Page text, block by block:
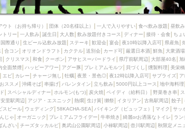
カニ
カフェ ジビエ 安里駅周辺 アジア・
分煙 少人数貸切(15名以下から)
ホッピー
焼肉 電気ブラン エビスビール
マイク
サッポロ 昼宴会 イベリコ豚 山盛
市立病院前駅周辺
中華 お好み焼き・もんじゃ
綺麗orお洒落なトイレ
ランチバイキング フルー
クラフトビール
鉄板焼き 幹事様特典 おばん
壺川駅周辺
秋限定メニュー 春限定メニュー
ラクレット
赤嶺駅周辺 シードル 那覇空港駅
ウト（お持ち帰り） 団体（20名様以上） 一人で入りやすい 食べ飲み放題 昼飲み
トリー 一人飲み 誕生日 大人数 飲み放題付きコース ディナー 接待・会食 ちょ
国際通り 生ビール込飲み放題 ステーキ 歓迎会 宴会 夜10時以降入店可 県産魚
合コン オリオンドラフト カクテル 送別会 カード可 厳選日本酒 鮮魚 大衆酒場
クリスマス 和食 クーポン アサヒスーパードライ 県庁前駅周辺 大部屋40名 旭
全面禁煙 ハッピーアワー アグー豚 プレミアムモルツ 貝づくし 燻製料理 美栄
エビ カレー チャージ無し 牡蠣 夜景・景色◎ 夜12時以降入店可 サプライズ
ススメ
沖縄そば 串揚げ バレンタイン 立ち飲み 5000円以上コース 地中海料理
スペシャルディナー ホルモン(もつ) 炭火焼 ペイディ（給料日） 野菜巻き串
安里駅周辺 アジア・エスニック 熱燗 生け簀 獺祭 イタリアン 古島駅周辺 餃子
スビール ウェディング 58KACHA-SEA バイキング（ビュッフェ） マイク サッ
じゃ
オーガニック プレミアムフライデー 牛串焼き 綺麗orお洒落なトイレ ラン
んざい チーズタッカルビ 奥武山公園駅周辺 小禄駅周辺 壺川駅周辺 秋限定メニ